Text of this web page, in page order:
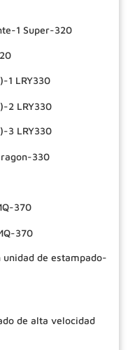
1 Super-320
1 LRY330
2 LRY330
3 LRY330
330
370
370
unidad de estampado-
de alta velocidad